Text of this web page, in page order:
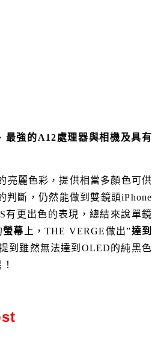
最強的A12處理器與相機及具有
亮麗色彩，提供相當多顏色可供
斷，仍然能做到雙鏡頭iPhone
有更出色的表現，總結來說單鏡
螢幕 上，THE VERGE做出”達到
到雖然無法達到OLED的純黑色